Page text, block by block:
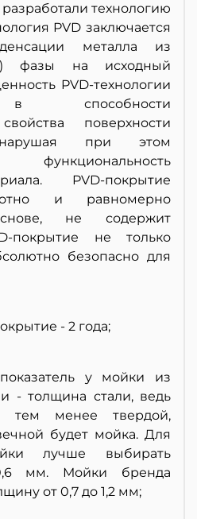
технологию
PVD заключается
металла из
фазы на исходный
PVD-технологии
в способности
поверхности
при этом
функциональность
PVD-покрытие
и равномерно
не содержит
покрытие не только
безопасно для
- 2 года;
у мойки из
- толщина стали, ведь
тем менее твердой,
будет мойка. Для
лучше выбирать
мм. Мойки бренда
от 0,7 до 1,2 мм;